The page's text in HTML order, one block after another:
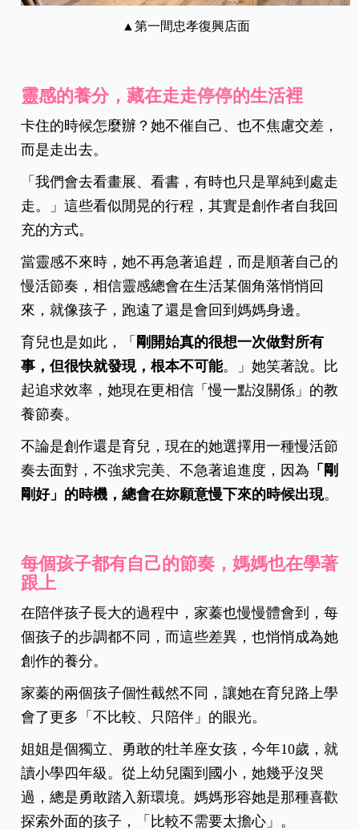
▲第一間忠孝復興店面
靈感的養分，藏在走走停停的生活裡
卡住的時候怎麼辦？她不催自己、也不焦慮交差，
而是走出去。
「我們會去看畫展、看書，有時也只是單純到處走
走。」這些看似閒晃的行程，其實是創作者自我回
充的方式。
當靈感不來時，她不再急著追趕，而是順著自己的
慢活節奏，相信靈感總會在生活某個角落悄悄回
來，就像孩子，跑遠了還是會回到媽媽身邊。
育兒也是如此，「 剛開始真的很想一次做對所有
事，但很快就發現，根本不可能。」她笑著說。比
起追求效率，她現在更相信「慢一點沒關係」的教
養節奏。
不論是創作還是育兒，現在的她選擇用一種慢活節
奏去面對，不強求完美、不急著追進度，因為 「剛
剛好」的時機，總會在妳願意慢下來的時候出現。
每個孩子都有自己的節奏，媽媽也在學著
跟上
在陪伴孩子長大的過程中，家蓁也慢慢體會到，每
個孩子的步調都不同，而這些差異，也悄悄成為她
創作的養分。
家蓁的兩個孩子個性截然不同，讓她在育兒路上學
會了更多「不比較、只陪伴」的眼光。
姐姐是個獨立、勇敢的牡羊座女孩，今年10歲，就
讀小學四年級。從上幼兒園到國小，她幾乎沒哭
過，總是勇敢踏入新環境。媽媽形容她是那種喜歡
探索外面的孩子，「比較不需要太擔心」。